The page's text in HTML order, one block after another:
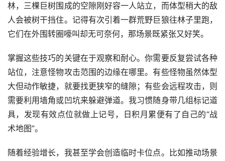
林，三棵巨树围成的空隙刚好容一人站立，而体型稍大的敌
人会被树干挡住。记得有次引着一群荒野巨狼往林子里跑，
它们在外围转圈嚎叫却无可奈何，那场景既紧张又好笑。
掌握这些技巧的关键在于观察和耐心。你需要反复尝试各种
站位，注意怪物攻击范围的边缘在哪里。有些怪物虽然体型
大但动作敏捷，就要找更狭窄的缝隙；有些会远程攻击，则
需要利用墙角或凹坑来躲避弹道。我习惯随身带几组标记道
具，发现有效点位就做上记号，日积月累便有了自己的“战
术地图”。
随着经验增长，我甚至学会创造临时卡位点。比如推动场景